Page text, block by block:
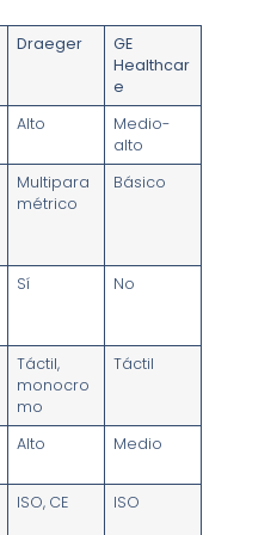
Draeger
GE
Healthcar
e
Alto
Medio-
alto
Multipara
métrico
Básico
Sí No
Táctil,
monocro
mo
Táctil
Alto Medio
ISO, CE ISO